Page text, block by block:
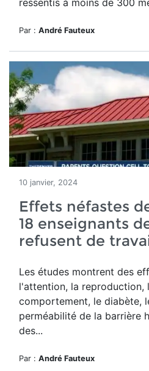
ressentis à moins de 300
Par : André Fauteux
10 janvier, 2024
Effets néfastes
18 enseignants
refusent de
Les études montrent des
l'attention, la reproduction,
comportement, le diabète,
perméabilité de la barrière
des...
Par : André Fauteux